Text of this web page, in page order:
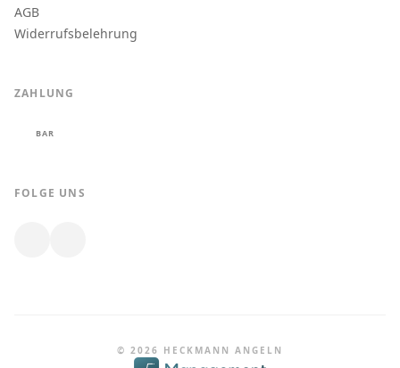
AGB
Widerrufsbelehrung
ZAHLUNG
BAR
FOLGE UNS
© 2026 HECKMANN ANGELN